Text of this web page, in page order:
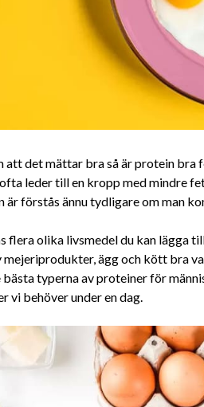
att det mättar bra så är protein bra
leder till en kropp med mindre
är förstås ännu tydligare om man
flera olika livsmedel du kan lägga
mejeriprodukter, ägg och kött bra
bästa typerna av proteiner för
vi behöver under en dag.